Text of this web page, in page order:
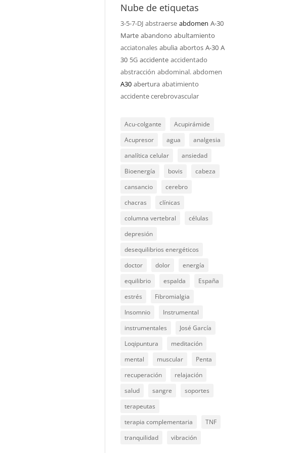
Nube de etiquetas
3-5-7-DJ abstraerse abdomen A-30
Marte abandono abultamiento
acciatonales abulia abortos A-30 A
30 5G accidente accidentado
abstracción abdominal. abdomen
A30 abertura abatimiento
accidente cerebrovascular
Acu-colgante
Acupirámide
Acupresor
agua
analgesia
analítica celular
ansiedad
Bioenergía
bovis
cabeza
cansancio
cerebro
chacras
clínicas
columna vertebral
células
depresión
desequilibrios energéticos
doctor
dolor
energía
equilibrio
espalda
España
estrés
Fibromialgia
Insomnio
Instrumental
instrumentales
José García
Loqipuntura
meditación
mental
muscular
Penta
recuperación
relajación
salud
sangre
soportes
terapeutas
terapia complementaria
TNF
tranquilidad
vibración